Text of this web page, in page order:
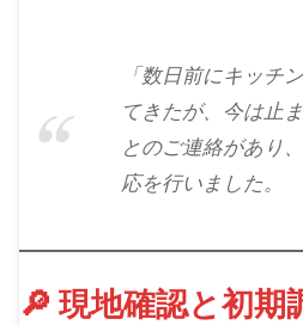
「数日前にキッチ
てきたが、今は止
とのご連絡があり
応を行いました。
🔎 現地確認と初期